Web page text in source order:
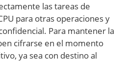
las tareas de
para otras operaciones y
Para mantener la
cifrarse en el momento
ya sea con destino al